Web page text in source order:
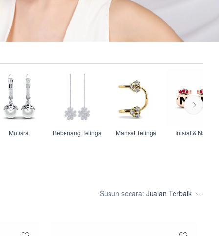
Mutiara Bebenang Telinga Manset Telinga Inisial & Nama
Susun secara: Jualan Terbaik